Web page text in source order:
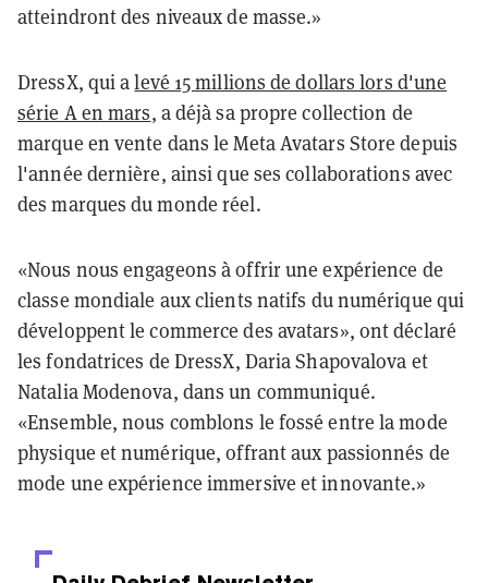
atteindront des niveaux de masse.»
DressX, qui alevé 15 millions de dollars lors d'une
série A en mars, a déjà sa propre collection de
marque en vente dans le Meta Avatars Store depuis
l'année dernière, ainsi que ses collaborations avec
des marques du monde réel.
«Nous nous engageons à offrir une expérience de
classe mondiale aux clients natifs du numérique qui
développent le commerce des avatars», ont déclaré
les fondatrices de DressX, Daria Shapovalova et
Natalia Modenova, dans un communiqué.
«Ensemble, nous comblons le fossé entre la mode
physique et numérique, offrant aux passionnés de
mode une expérience immersive et innovante.»